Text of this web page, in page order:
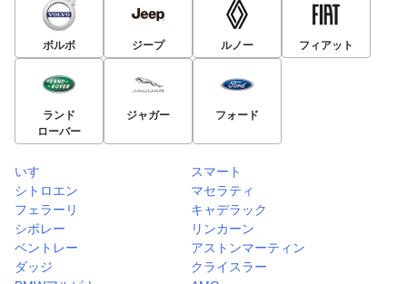
ボルボ ジープ ルノー フィアット
ランド
ローバー
ジャガー フォード
いすゞ
スマート
シトロエン
マセラティ
フェラーリ
キャデラック
シボレー
リンカーン
ベントレー
アストンマーティン
ダッジ
クライスラー